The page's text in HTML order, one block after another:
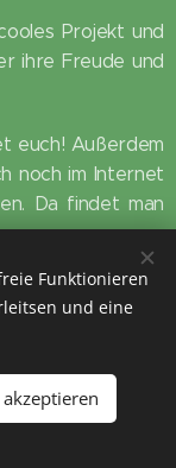
Projekt und
ihre Freude und
euch! Außerdem
noch im Internet
Da findet man
Funktionieren
und eine